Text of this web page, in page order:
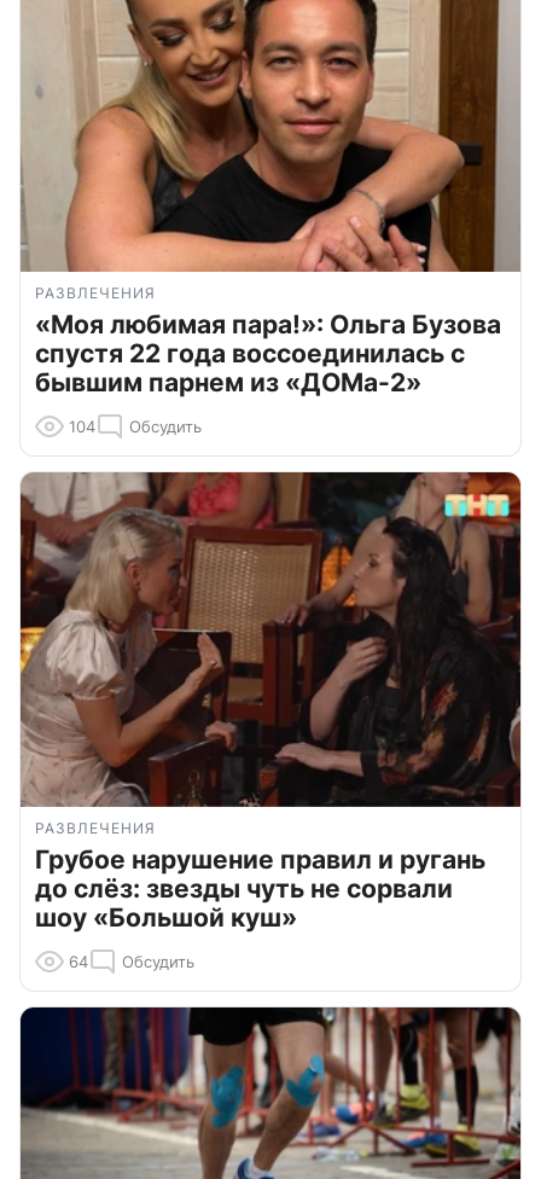
РАЗВЛЕЧЕНИЯ
«Моя любимая пара!»: Ольга Бузова
спустя 22 года воссоединилась с
бывшим парнем из «ДОМа-2»
104 Обсудить
РАЗВЛЕЧЕНИЯ
Грубое нарушение правил и ругань
до слёз: звезды чуть не сорвали
шоу «Большой куш»
64 Обсудить